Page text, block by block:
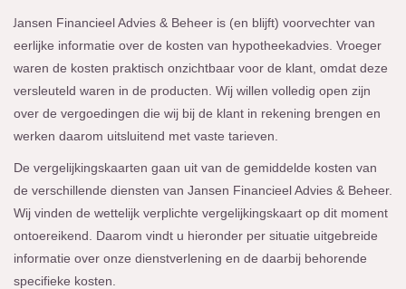
Jansen Financieel Advies & Beheer is (en blijft) voorvechter van
eerlijke informatie over de kosten van hypotheekadvies. Vroeger
waren de kosten praktisch onzichtbaar voor de klant, omdat deze
versleuteld waren in de producten. Wij willen volledig open zijn
over de vergoedingen die wij bij de klant in rekening brengen en
werken daarom uitsluitend met vaste tarieven.
De vergelijkingskaarten gaan uit van de gemiddelde kosten van
de verschillende diensten van Jansen Financieel Advies & Beheer.
Wij vinden de wettelijk verplichte vergelijkingskaart op dit moment
ontoereikend. Daarom vindt u hieronder per situatie uitgebreide
informatie over onze dienstverlening en de daarbij behorende
specifieke kosten.